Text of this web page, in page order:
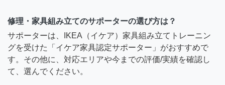
修理・家具組み立てのサポーターの選び方は？
サポーターは、IKEA（イケア）家具組み立てトレーニン
グを受けた「イケア家具認定サポーター」がおすすめで
す。その他に、対応エリアや今までの評価/実績を確認し
て、選んでください。